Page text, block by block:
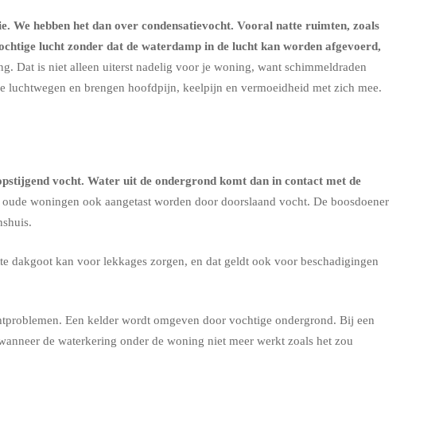
We hebben het dan over condensatievocht. Vooral natte ruimten, zoals
lucht zonder dat de waterdamp in de lucht kan worden afgevoerd,
Dat is niet alleen uiterst nadelig voor je woning, want schimmeldraden
en brengen hoofdpijn, keelpijn en vermoeidheid met zich mee.
vocht. Water uit de ondergrond komt dan in contact met de
woningen ook aangetast worden door doorslaand vocht. De boosdoener
dakgoot kan voor lekkages zorgen, en dat geldt ook voor beschadigingen
Een kelder wordt omgeven door vochtige ondergrond. Bij een
de waterkering onder de woning niet meer werkt zoals het zou